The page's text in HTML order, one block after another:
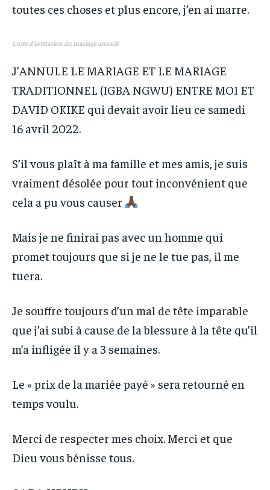
toutes ces choses et plus encore, j’en ai marre.
Carte d’invitation du mariage annulé
J’ANNULE LE MARIAGE ET LE MARIAGE
TRADITIONNEL (IGBA NGWU) ENTRE MOI ET
DAVID OKIKE qui devait avoir lieu ce samedi
16 avril 2022.
S’il vous plaît à ma famille et mes amis, je suis
vraiment désolée pour tout inconvénient que
cela a pu vous causer
Mais je ne finirai pas avec un homme qui
promet toujours que si je ne le tue pas, il me
tuera.
Je souffre toujours d’un mal de tête imparable
que j’ai subi à cause de la blessure à la tête qu’il
m’a infligée il y a 3 semaines.
Le « prix de la mariée payé » sera retourné en
temps voulu.
Merci de respecter mes choix. Merci et que
Dieu vous bénisse tous.